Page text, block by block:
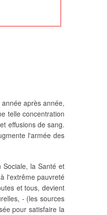
après année,
telle concentration
effusions de sang.
l'armée des
Sociale, la Santé et
l'extrême pauvreté
et tous, devient
- (les sources
pour satisfaire la